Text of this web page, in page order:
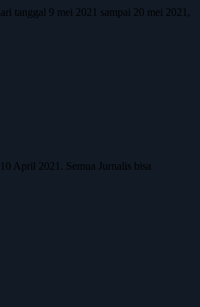
tanggal 9 mei 2021 sampai 20 mei 2021,
April 2021. Semua Jurnalis bisa